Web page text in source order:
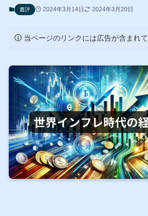
書評 2024年3月14日 2024年3月20日
当ページのリンクには広告が含まれて